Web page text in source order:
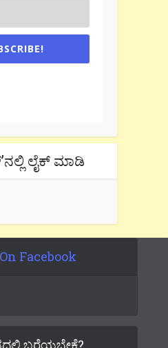
ಲೈಕ್ ಮಾಡಿ
Facebook
ಬರೆಯಬೇಕೆ?